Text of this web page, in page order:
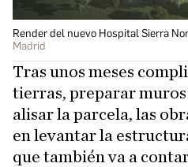
Render del nuevo Hospital Sierra
Madrid
Tras unos meses
tierras, preparar
alisar la parcela, las
en levantar la
que también va a